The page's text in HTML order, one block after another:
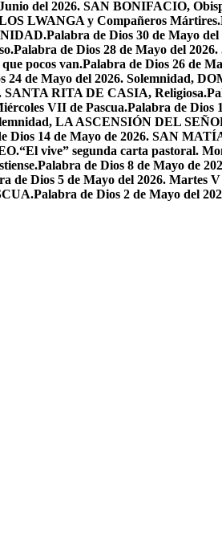
del 2026. SAN BONIFACIO,
LWANGA y Compañeros Mártires.
Palabra de Dios 30 de Mayo
Palabra de Dios 28 de Mayo del
pocos van.Palabra de Dios 26 de
24 de Mayo del 2026. Solemnidad,
SANTA RITA DE CASIA, Religiosa.
VII de Pascua.Palabra de Dios
LA ASCENSIÓN DEL
Dios 14 de Mayo de 2026. SAN
“El vive” segunda carta pastoral.
Palabra de Dios 8 de Mayo de
de Dios 5 de Mayo del 2026. Martes V
Palabra de Dios 2 de Mayo del